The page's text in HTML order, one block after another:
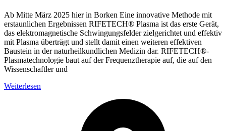
Ab Mitte März 2025 hier in Borken Eine innovative Methode mit
erstaunlichen Ergebnissen RIFETECH®️ Plasma ist das erste Gerät,
das elektromagnetische Schwingungsfelder zielgerichtet und effektiv
mit Plasma überträgt und stellt damit einen weiteren effektiven
Baustein in der naturheilkundlichen Medizin dar. RIFETECH®️-
Plasmatechnologie baut auf der Frequenztherapie auf, die auf den
Wissenschaftler und
Weiterlesen